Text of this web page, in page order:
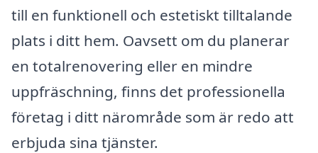
till en funktionell och estetiskt tilltalande
plats i ditt hem. Oavsett om du planerar
en totalrenovering eller en mindre
uppfräschning, finns det professionella
företag i ditt närområde som är redo att
erbjuda sina tjänster.